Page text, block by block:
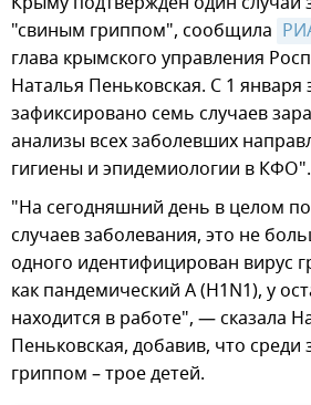
"свиным гриппом", сообщила
глава крымского управления
Наталья Пеньковская. С 1 января
зафиксировано семь случаев
анализы всех заболевших
гигиены и эпидемиологии в КФО".
"На сегодняшний день в целом
случаев заболевания, это не
одного идентифицирован вирус
как пандемический А (Н1N1), у
находится в работе", — сказала
Пеньковская, добавив, что
гриппом – трое детей.